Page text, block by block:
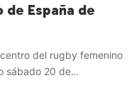
España de
del rugby femenino
sábado 20 de…